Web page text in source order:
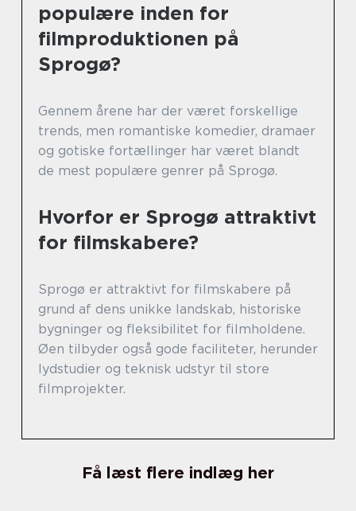
populære inden for
filmproduktionen på
Sprogø?
Gennem årene har der været forskellige
trends, men romantiske komedier, dramaer
og gotiske fortællinger har været blandt
de mest populære genrer på Sprogø.
Hvorfor er Sprogø attraktivt
for filmskabere?
Sprogø er attraktivt for filmskabere på
grund af dens unikke landskab, historiske
bygninger og fleksibilitet for filmholdene.
Øen tilbyder også gode faciliteter, herunder
lydstudier og teknisk udstyr til store
filmprojekter.
Få læst flere indlæg her